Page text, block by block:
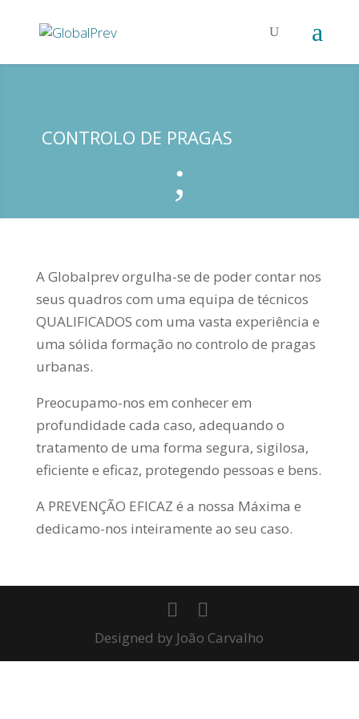
CONTROLO DE PRAGAS
;
A Globalprev orgulha-se de poder contar nos
seus quadros com uma equipa de técnicos
QUALIFICADOS com uma vasta experiência e
uma sólida formação no controlo de pragas
urbanas.
Preocupamo-nos em conhecer em
profundidade cada caso, adequando o
tratamento de uma forma segura, sigilosa,
eficiente e eficaz, protegendo pessoas e bens.
A PREVENÇÃO EFICAZ é a nossa Máxima e
dedicamo-nos inteiramente ao seu caso.
Designed by João Carvalho